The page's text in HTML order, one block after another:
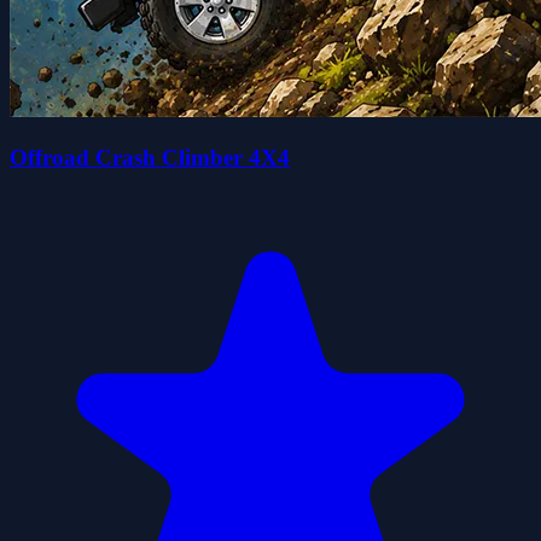
Offroad Crash Climber 4X4